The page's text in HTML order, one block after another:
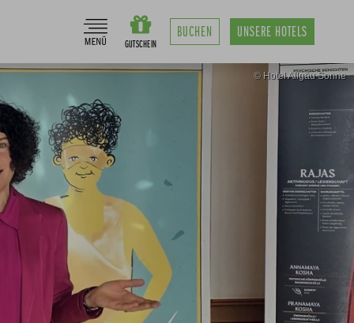
BUCHEN UNSERE HOTELS
© Hotel Allgäu Sonne